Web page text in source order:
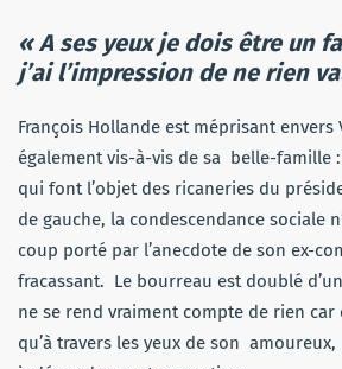
« A ses yeux je dois être un
j’ai l’impression de ne rien
François Hollande est méprisant envers
également vis-à-vis de sa belle-famille
qui font l’objet des ricaneries du
de gauche, la condescendance sociale
coup porté par l’anecdote de son ex-
fracassant. Le bourreau est doublé
ne se rend vraiment compte de rien car
qu’à travers les yeux de son